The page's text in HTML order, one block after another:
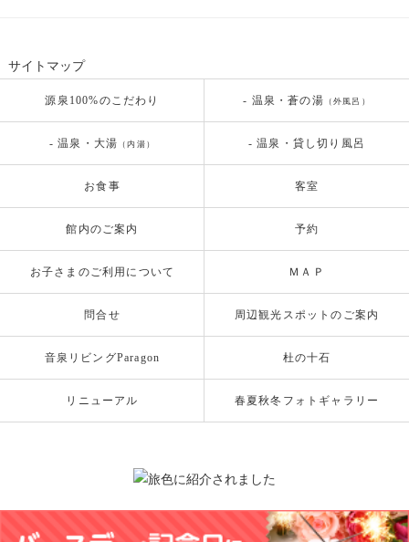
サイトマップ
源泉100%のこだわり - 温泉・蒼の湯 （外風呂）
- 温泉・大湯 （内湯） - 温泉・貸し切り風呂
お食事 客室
館内のご案内 予約
お子さまのご利用について ＭＡＰ
問合せ 周辺観光スポットのご案内
音泉リビングParagon 杜の十石
リニューアル 春夏秋冬フォトギャラリー